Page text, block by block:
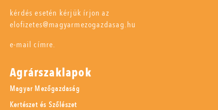
kérdés esetén kérjük írjon az
elofizetes@magyarmezogazdasag.hu
e-mail címre.
Agrárszaklapok
Magyar Mezőgazdaság
Kertészet és Szőlészet